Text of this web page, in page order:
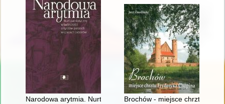
Narodowa arytmia. Nurt patriotyczny w twórczości artystów
Brochów - miejsce chrztu